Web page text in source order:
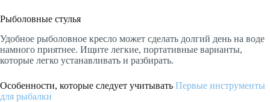
Рыболовные стулья
Удобное рыболовное кресло может сделать долгий день на воде
намного приятнее. Ищите легкие, портативные варианты,
которые легко устанавливать и разбирать.
Особенности, которые следует учитывать Первые инструменты
для рыбалки